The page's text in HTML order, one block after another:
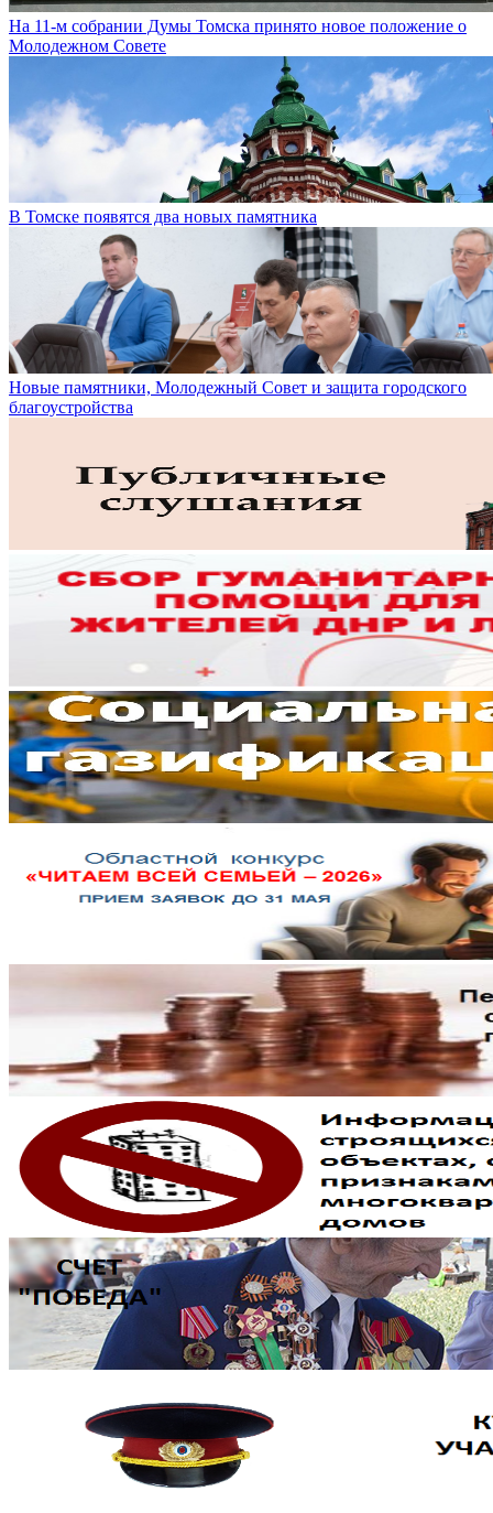
На 11-м собрании Думы Томска принято новое положение о
Молодежном Совете
В Томске появятся два новых памятника
Новые памятники, Молодежный Совет и защита городского
благоустройства